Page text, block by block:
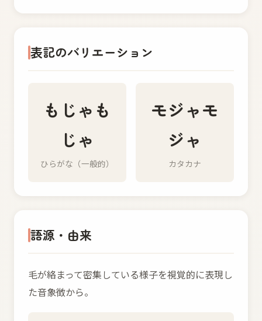
表記のバリエーション
もじゃも
じゃ
ひらがな（一般的）
モジャモ
ジャ
カタカナ
語源・由来
毛が絡まって密集している様子を視覚的に表現し
た音象徴から。